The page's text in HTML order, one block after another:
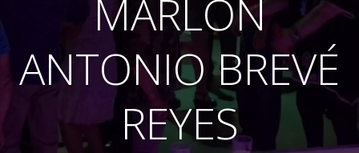
MARLON
ANTONIO BREVÉ
REYES